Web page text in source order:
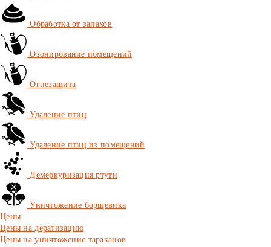
Обработка от запахов
Озонирование помещений
Огнезащита
Удаление птиц
Удаление птиц из помещений
Демеркуризация ртути
Уничтожение борщевика
Цены
Цены на дератизацию
Цены на уничтожение тараканов